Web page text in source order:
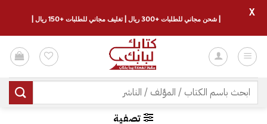
للمحتوى
البحث
عن:
تصفية
| شحن مجاني للطلبات +300 ريال | تغليف مجاني للطلبات +150 ريال |
X